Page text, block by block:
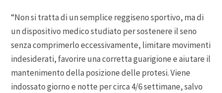
“Non si tratta di un semplice reggiseno sportivo, ma di
un dispositivo medico studiato per sostenere il seno
senza comprimerlo eccessivamente, limitare movimenti
indesiderati, favorire una corretta guarigione e aiutare il
mantenimento della posizione delle protesi. Viene
indossato giorno e notte per circa 4/6 settimane, salvo